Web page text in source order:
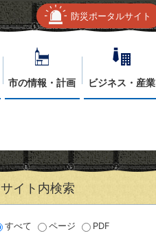
防災ポータルサイト
市の情報・計画 ビジネス・産業
サイト内検索
すべて ページ PDF